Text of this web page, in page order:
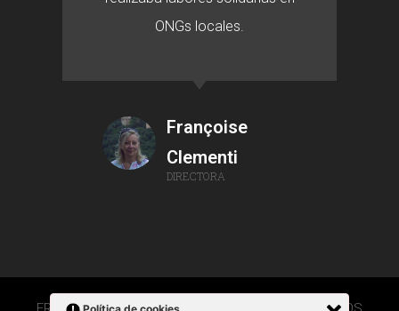
ONGs locales.
Françoise
Clementi
DIRECTORA